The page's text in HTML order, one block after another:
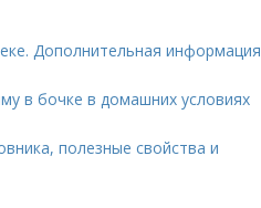
Дополнительная информация
в бочке в домашних условиях
полезные свойства и